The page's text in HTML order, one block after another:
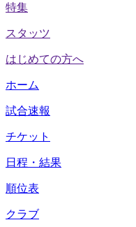
特集
スタッツ
はじめての方へ
ホーム
試合速報
チケット
日程・結果
順位表
クラブ